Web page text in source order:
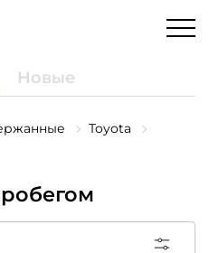
Новые
Toyota